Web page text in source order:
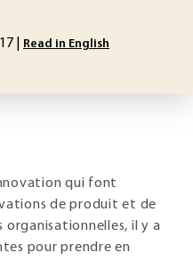
| Read in English
qui font
de produit et de
organisationnelles, il y a
pour prendre en